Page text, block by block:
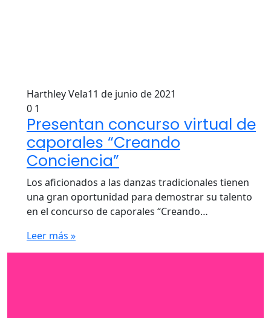
Harthley Vela11 de junio de 2021
0 1
Presentan concurso virtual de
caporales “Creando
Conciencia”
Los aficionados a las danzas tradicionales tienen
una gran oportunidad para demostrar su talento
en el concurso de caporales “Creando…
Leer más »